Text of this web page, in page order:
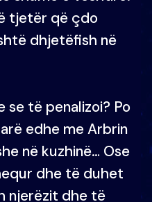
tjetër që çdo
dhjetëfish në
se të penalizoi? Po
edhe me Arbrin
në kuzhinë… Ose
dhe të duhet
njerëzit dhe të